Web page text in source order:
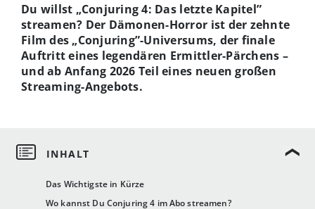
Das Wichtigste in Kürze
Wo kannst Du Conjuring 4 im Abo streamen?
Du willst „Conjuring 4: Das letzte Kapitel”
streamen? Der Dämonen-Horror ist der zehnte
Film des „Conjuring”-Universums, der finale
Auftritt eines legendären Ermittler-Pärchens –
und ab Anfang 2026 Teil eines neuen großen
Streaming-Angebots.